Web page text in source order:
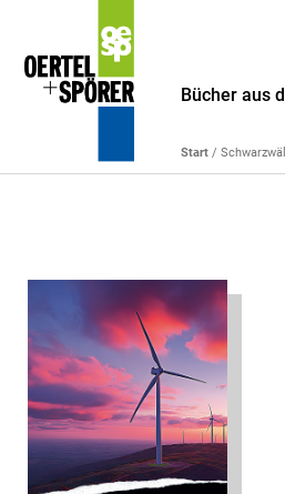
Bücher aus
Start /